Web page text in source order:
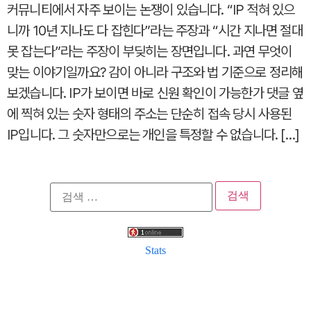
커뮤니티에서 자주 보이는 논쟁이 있습니다. “IP 적혀 있으
니까 10년 지나도 다 잡힌다”라는 주장과 “시간 지나면 절대
못 잡는다”라는 주장이 부딪히는 장면입니다. 과연 무엇이
맞는 이야기일까요? 감이 아니라 구조와 법 기준으로 정리해
보겠습니다. IP가 보이면 바로 신원 확인이 가능한가 댓글 옆
에 찍혀 있는 숫자 형태의 주소는 단순히 접속 당시 사용된
IP입니다. 그 숫자만으로는 개인을 특정할 수 없습니다. […]
검
색:
Stats